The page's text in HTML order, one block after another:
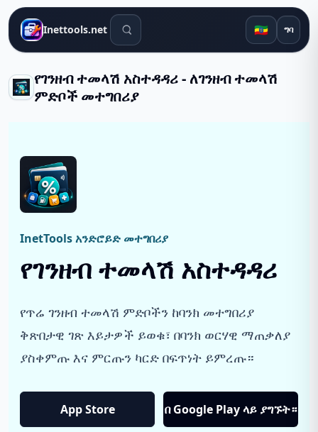
Inettools.net የፍለጋ መሳሪያዎች 🇪🇹 ግባ
የገንዘብ ተመላሽ አስተዳዳሪ - ለገንዘብ ተመላሽ
ምድቦች መተግበሪያ
InetTools አንድሮይድ መተግበሪያ
የገንዘብ ተመላሽ አስተዳዳሪ
የጥሬ ገንዘብ ተመላሽ ምድቦችን ከባንክ መተግበሪያ
ቅጽበታዊ ገጽ እይታዎች ይወቁ፣ በባንክ ወርሃዊ ማጠቃለያ
ያስቀምጡ እና ምርጡን ካርድ በፍጥነት ይምረጡ።
App Store በ Google Play ላይ ያግኙት።